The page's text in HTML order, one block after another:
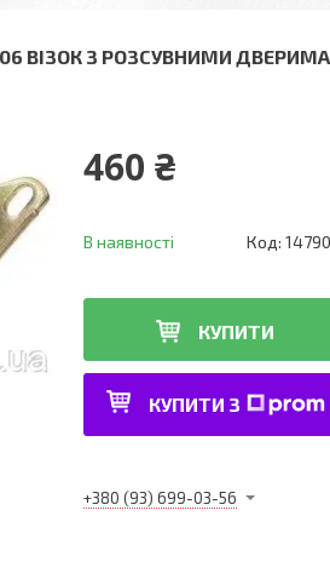
ВІЗОК З РОЗСУВНИМИ ДВЕРИМА
460 ₴
В наявності Код: 14790
КУПИТИ
КУПИТИ З
+380 (93) 699-03-56